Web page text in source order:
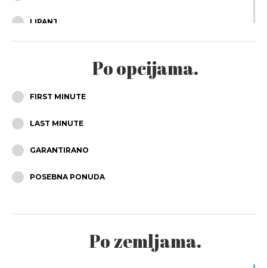
LIPANJ
RUJAN
LISTOPAD
STUDENI
PROSINAC
Po opcijama.
FIRST MINUTE
LAST MINUTE
GARANTIRANO
POSEBNA PONUDA
Po zemljama.